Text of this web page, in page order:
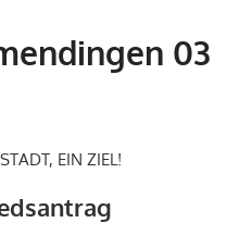
03
EIN ZIEL!